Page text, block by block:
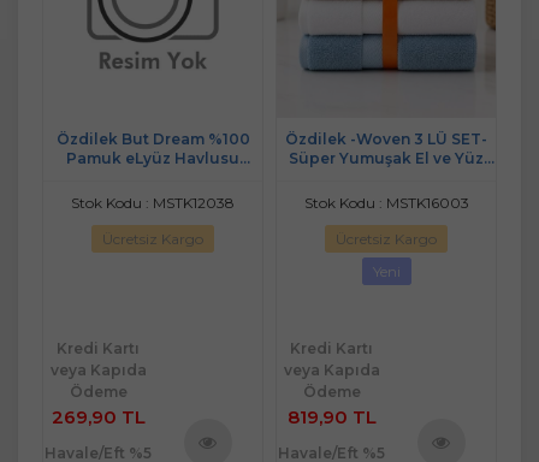
Özdilek But Dream %100
Pamuk eLyüz Havlusu
Stok Kodu : MSTK12038
Ücretsiz Kargo
Kredi Kartı
veya Kapıda
Ödeme
269,90 TL
Havale/Eft %5
Özdilek -Woven 3 LÜ SET-
Süper Yumuşak El ve Yüz
Stok Kodu : MSTK16003
Ücretsiz Kargo
Yeni
Kredi Kartı
veya Kapıda
Ödeme
819,90 TL
Havale/Eft %5